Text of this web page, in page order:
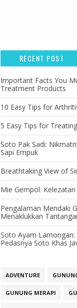
RECENT POST
Important Facts You
Treatment Products
10 Easy Tips for
5 Easy Tips for
Soto Pak Sadi:
Sapi Empuk
Breathtaking View of
Mie Gempol:
Pengalaman Mendaki
Menaklukkan
Soto Ayam
Pedasnya Soto Khas
ADVENTURE
GUNUNG MERAPI